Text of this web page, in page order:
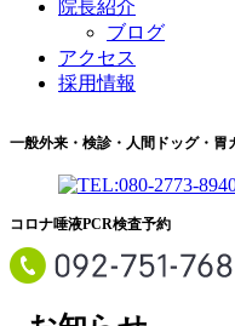
院長紹介
ブログ
アクセス
採用情報
一般外来・検診・人間ドッグ・
コロナ唾液PCR検査予約